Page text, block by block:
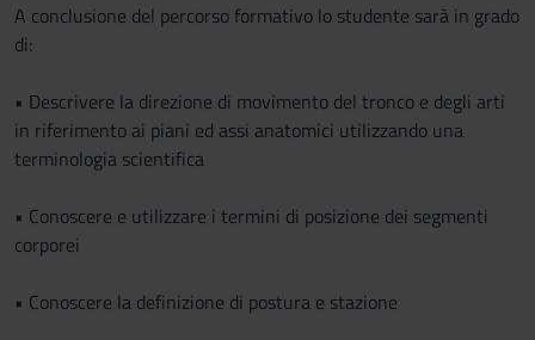
A conclusione del percorso formativo lo studente sarà in grado
di:
• Descrivere la direzione di movimento del tronco e degli arti
in riferimento ai piani ed assi anatomici utilizzando una
terminologia scientifica
• Conoscere e utilizzare i termini di posizione dei segmenti
corporei
• Conoscere la definizione di postura e stazione